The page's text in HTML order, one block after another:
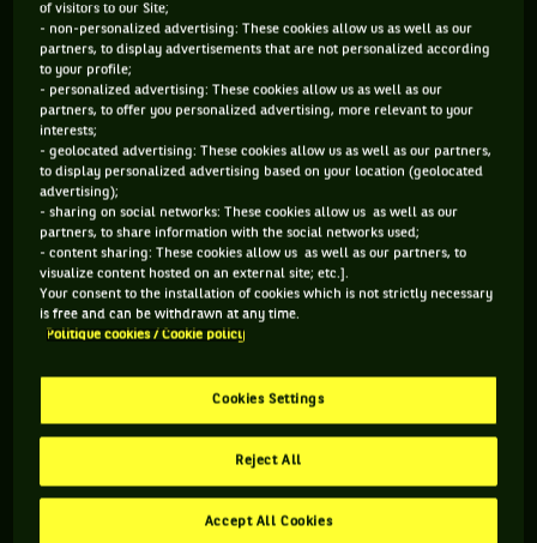
ET PUIS, LA TERRE BATTUE EST ARRIVÉE
Après sa défaite d’hier, David Goffin a déjà à son actif 13
victoires pour 11 défaites cette année. Mais l’amélioration
est récente. Depuis son troisième tour à Sydney en tout
début d’année, « Dav » n’avait plus gagné deux matches de
suite, avant de se hisser en quart de finale du Challenger de
Phoenix, niché entre les deux Masters 1000 américains (BNP
Paribas Open et Miami). Et depuis le début de la saison sur «
terre », le Liégeois montre de très bonnes choses. Il a
attaqué par un titre (son sixième) à Marrakech, avec des
victoires face à des « terriens » de métier (Andujar, Carballes
Baena, Coria). A Monte-Carlo, il a profité de sa wild card pour
se hisser en huitième, s’inclinant sur le futur finaliste,
Davidovich-Fokina. Puis à Madrid, il vient donc de remporter
quatre matches (deux en qualifications) avant de, presque,
battre Rafael Nadal.
of visitors to our Site;
- non-personalized advertising: These cookies allow us as well as our
partners, to display advertisements that are not personalized according
to your profile;
- personalized advertising: These cookies allow us as well as our
partners, to offer you personalized advertising, more relevant to your
interests;
- geolocated advertising: These cookies allow us as well as our partners,
to display personalized advertising based on your location (geolocated
advertising);
- sharing on social networks: These cookies allow us as well as our
partners, to share information with the social networks used;
- content sharing: These cookies allow us as well as our partners, to
visualize content hosted on an external site; etc.].
Your consent to the installation of cookies which is not strictly necessary
is free and can be withdrawn at any time.
Politique cookies / Cookie policy
Cookies Settings
Reject All
Accept All Cookies